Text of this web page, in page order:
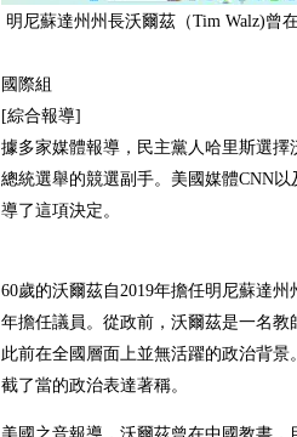
明尼蘇達州州長沃爾茲 （Tim Walz)曾
國際組
[綜合報導]
據多家媒體報導，民主黨人哈里斯選擇
總統選舉的競選副手。美國媒體CNN
導了這項決定。
60歲的沃爾茲自2019年擔任明尼蘇達
年擔任議員。從政前，沃爾茲是一名
此前在全國層面上並無活躍的政治背
截了當的政治表達著稱。